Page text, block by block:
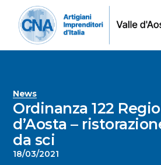
News
Ordinanza 122
d’Aosta –
da sci
18/03/2021